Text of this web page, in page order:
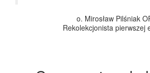
o. Mirosław Pilśniak
Rekolekcjonista pierwszej